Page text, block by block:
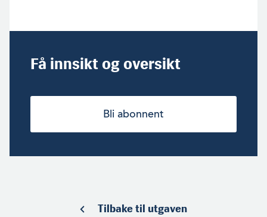
Få innsikt og oversikt
Bli abonnent
Tilbake til utgaven